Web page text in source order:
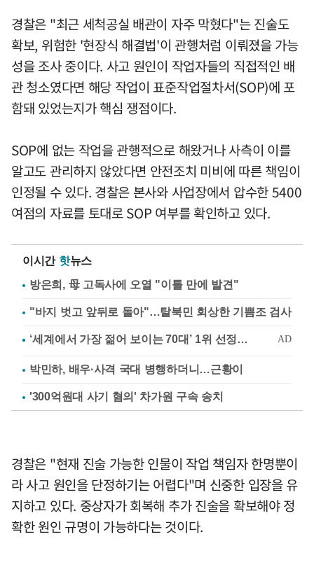
경찰은 "최근 세척공실 배관이 자주 막혔다"는 진술도
확보, 위험한 '현장식 해결법'이 관행처럼 이뤄졌을 가능
성을 조사 중이다. 사고 원인이 작업자들의 직접적인 배
관 청소였다면 해당 작업이 표준작업절차서(SOP)에 포
함돼 있었는지가 핵심 쟁점이다.
SOP에 없는 작업을 관행적으로 해왔거나 사측이 이를
알고도 관리하지 않았다면 안전조치 미비에 따른 책임이
인정될 수 있다. 경찰은 본사와 사업장에서 압수한 5400
여점의 자료를 토대로 SOP 여부를 확인하고 있다.
이시간 핫뉴스
방은희, 母 고독사에 오열 "이틀 만에 발견"
"바지 벗고 앞뒤로 돌아"…탈북민 회상한 기쁨조 검사
박민하, 배우·사격 국대 병행하더니…근황이
'300억원대 사기 혐의' 차가원 구속 송치
경찰은 "현재 진술 가능한 인물이 작업 책임자 한명뿐이
라 사고 원인을 단정하기는 어렵다"며 신중한 입장을 유
지하고 있다. 중상자가 회복해 추가 진술을 확보해야 정
확한 원인 규명이 가능하다는 것이다.